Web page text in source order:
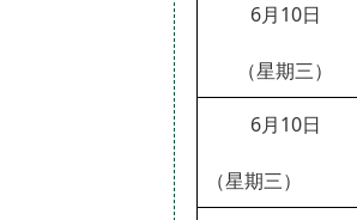
6月10日
（星期三）
6月10日
（星期三）